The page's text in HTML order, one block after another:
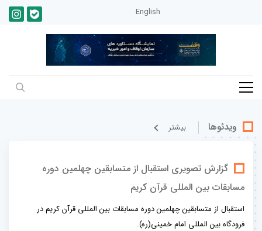
English
ویدئوها بيشتر
گزارش تصویری استقبال از متسابقین چهلمین دوره
مسابقات بین المللی قرآن کریم
استقبال از متسابقین چهلمین دوره مسابقات بین المللی قرآن کریم در
فرودگاه بین المللی امام خمینی(ره).